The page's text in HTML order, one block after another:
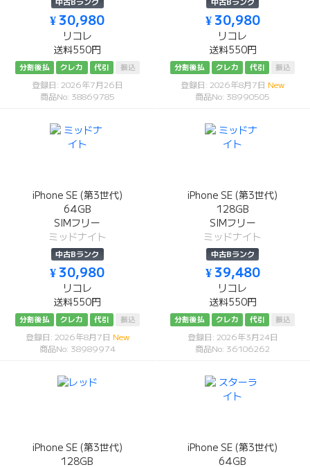
中古Bランク
¥ 30,980
リコレ
送料550円
分割後払 クレカ 代引 振込
登録日: 2026年7月26日
商品No: 38869785
中古Bランク
¥ 30,980
リコレ
送料550円
分割後払 クレカ 代引 振込
登録日: 2026年8月7日 New
商品No: 38990505
iPhone SE (第3世代)
64GB
SIMフリー
ミッドナイト
中古Bランク
¥ 30,980
リコレ
送料550円
分割後払 クレカ 代引 振込
登録日: 2026年8月7日 New
商品No: 38989974
iPhone SE (第3世代)
128GB
SIMフリー
ミッドナイト
中古Bランク
¥ 39,480
リコレ
送料550円
分割後払 クレカ 代引 振込
登録日: 2026年3月24日
商品No: 36106262
iPhone SE (第3世代)
128GB
iPhone SE (第3世代)
64GB